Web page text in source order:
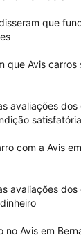
que
que Avis
avaliações
satisfatória
com a Avis
avaliações
no Avis em